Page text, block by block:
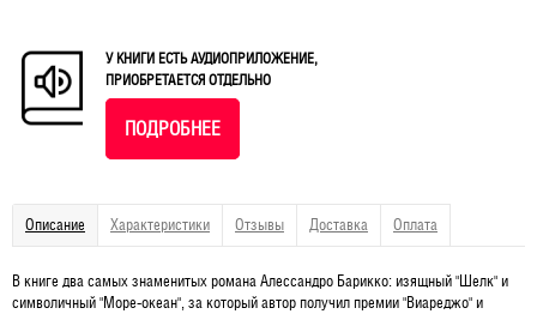
У КНИГИ ЕСТЬ АУДИОПРИЛОЖЕНИЕ,
ПРИОБРЕТАЕТСЯ ОТДЕЛЬНО
ПОДРОБНЕЕ
Описание Характеристики Отзывы Доставка Оплата
В книге два самых знаменитых романа Алессандро Барикко: изящный "Шелк" и
символичный "Море-океан", за который автор получил премии "Виареджо" и